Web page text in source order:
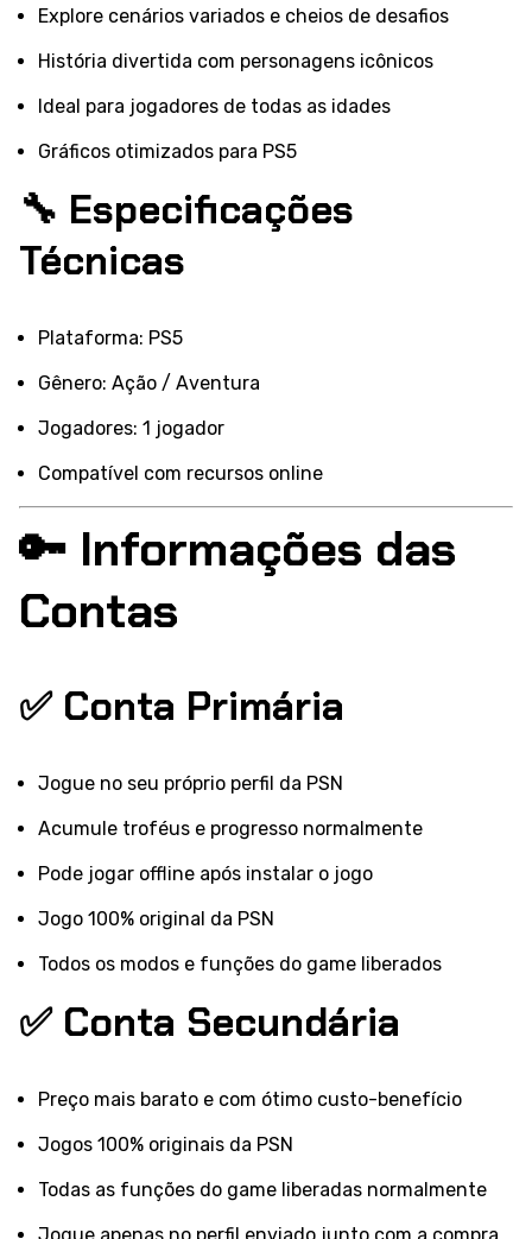
Explore cenários variados e cheios de desafios
História divertida com personagens icônicos
Ideal para jogadores de todas as idades
Gráficos otimizados para PS5
🔧 Especificações
Técnicas
Plataforma: PS5
Gênero: Ação / Aventura
Jogadores: 1 jogador
Compatível com recursos online
🔑 Informações das
Contas
✅ Conta Primária
Jogue no seu próprio perfil da PSN
Acumule troféus e progresso normalmente
Pode jogar offline após instalar o jogo
Jogo 100% original da PSN
Todos os modos e funções do game liberados
✅ Conta Secundária
Preço mais barato e com ótimo custo-benefício
Jogos 100% originais da PSN
Todas as funções do game liberadas normalmente